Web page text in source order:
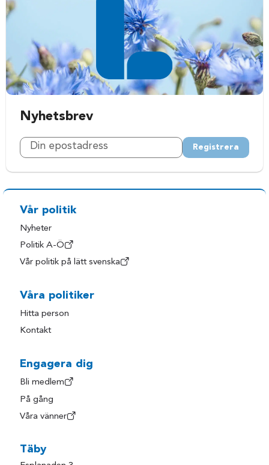
Nyhetsbrev
Registrera
Vår politik
Nyheter
Politik A-Ö
Vår politik på lätt svenska
Våra politiker
Hitta person
Kontakt
Engagera dig
Bli medlem
På gång
Våra vänner
Täby